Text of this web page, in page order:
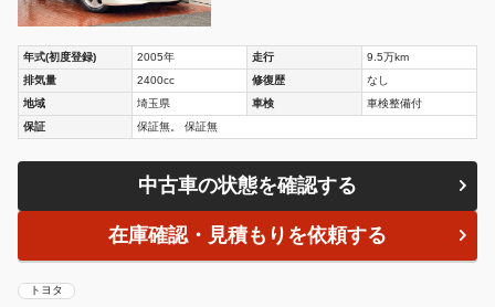
年式(初度登録) 2005年 走行
9.5万km
排気量
2400cc 修復歴
なし
地域
埼玉県 車検
車検整備付
保証
保証無。 保証無
中古車の状態を確認する
在庫確認・見積もりを依頼する
トヨタ